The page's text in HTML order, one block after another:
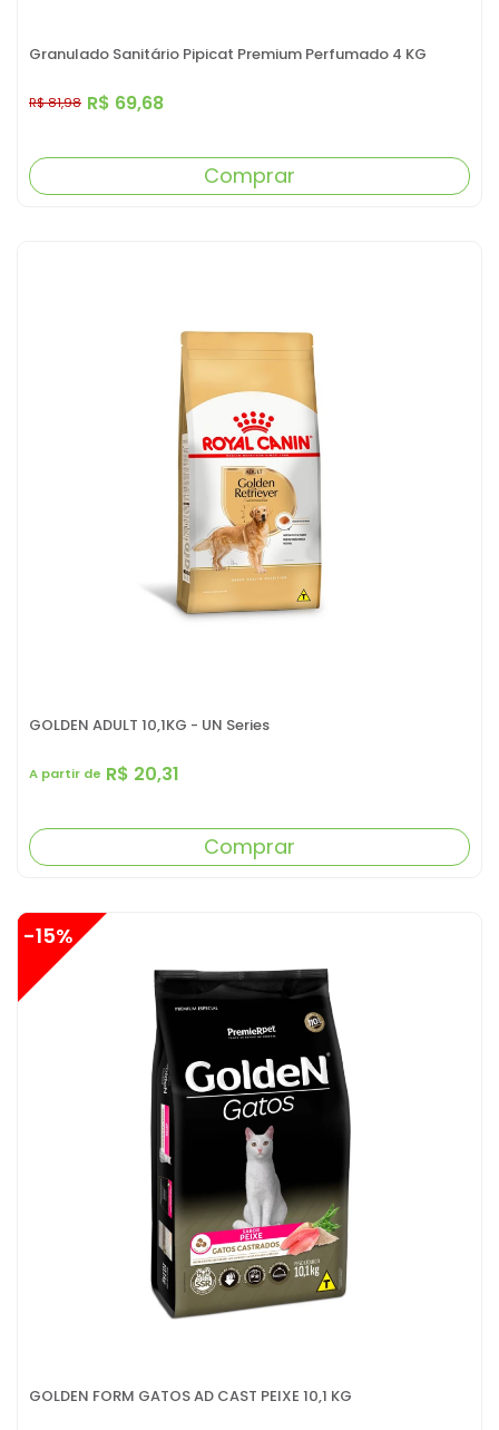
Granulado Sanitário Pipicat Premium Perfumado 4 KG
R$ 69,68
R$ 81,98
Comprar
GOLDEN ADULT 10,1KG - UN Series
A partir de R$ 20,31
Comprar
GOLDEN FORM GATOS AD CAST PEIXE 10,1 KG
-15%